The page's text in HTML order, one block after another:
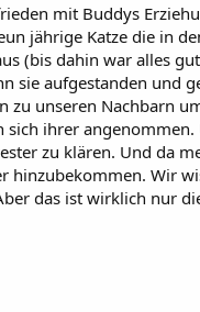
mit Buddys
jährige Katze die in
(bis dahin war alles
sie aufgestanden und
zu unseren Nachbarn
sich ihrer
zu klären. Und da
hinzubekommen. Wir
das ist wirklich nur